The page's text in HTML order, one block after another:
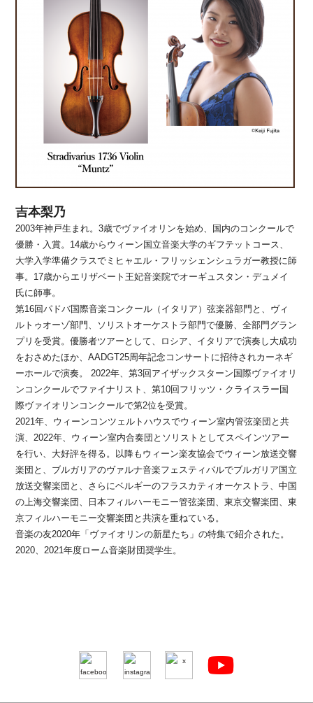
吉本梨乃
2003年神戸生まれ。3歳でヴァイオリンを始め、国内のコンクールで
優勝・入賞。14歳からウィーン国立音楽大学のギフテットコース、
大学入学準備クラスでミヒャエル・フリッシェンシュラガー教授に師
事。17歳からエリザベート王妃音楽院でオーギュスタン・デュメイ
氏に師事。
第16回パドバ国際音楽コンクール（イタリア）弦楽器部門と、ヴィ
ルトゥオーゾ部門、ソリストオーケストラ部門で優勝、全部門グラン
プリを受賞。優勝者ツアーとして、ロシア、イタリアで演奏し大成功
をおさめたほか、AADGT25周年記念コンサートに招待されカーネギ
ーホールで演奏。 2022年、第3回アイザックスターン国際ヴァイオリ
ンコンクールでファイナリスト、第10回フリッツ・クライスラー国
際ヴァイオリンコンクールで第2位を受賞。
2021年、ウィーンコンツェルトハウスでウィーン室内管弦楽団と共
演、2022年、ウィーン室内合奏団とソリストとしてスペインツアー
を行い、大好評を得る。以降もウィーン楽友協会でウィーン放送交響
楽団と、ブルガリアのヴァルナ音楽フェスティバルでブルガリア国立
放送交響楽団と、さらにベルギーのフラスカティオーケストラ、中国
の上海交響楽団、日本フィルハーモニー管弦楽団、東京交響楽団、東
京フィルハーモニー交響楽団と共演を重ねている。
音楽の友2020年「ヴァイオリンの新星たち」の特集で紹介された。
2020、2021年度ローム音楽財団奨学生。